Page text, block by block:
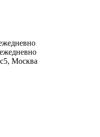
Москва